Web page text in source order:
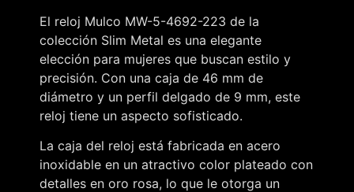
El reloj Mulco MW-5-4692-223 de la
colección Slim Metal es una elegante
elección para mujeres que buscan estilo y
precisión. Con una caja de 46 mm de
diámetro y un perfil delgado de 9 mm, este
reloj tiene un aspecto sofisticado.
La caja del reloj está fabricada en acero
inoxidable en un atractivo color plateado con
detalles en oro rosa, lo que le otorga un